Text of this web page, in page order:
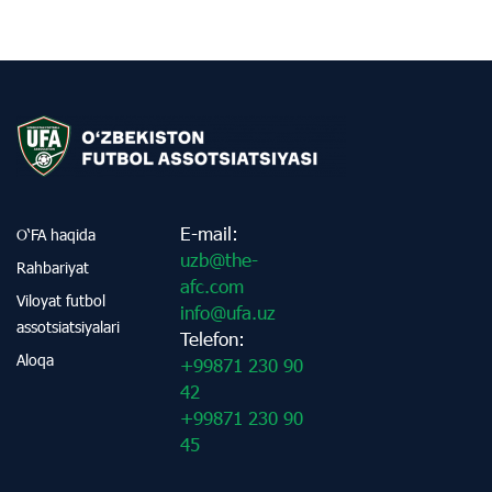
O‘FA haqida
Rahbariyat
Viloyat futbol
assotsiatsiyalari
Aloqa
E-mail:
uzb@the-
afc.com
info@ufa.uz
Telefon:
+99871 230 90
42
+99871 230 90
45